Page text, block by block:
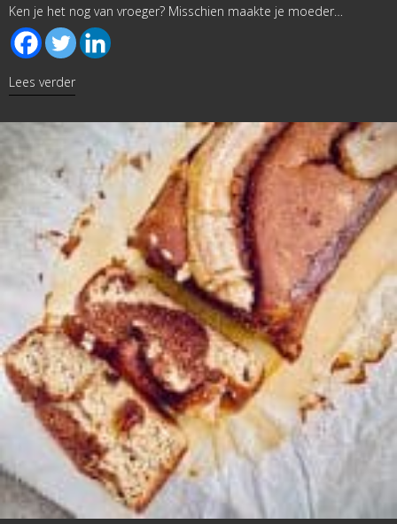
Ken je het nog van vroeger? Misschien maakte je moeder…
Lees verderabout Broodpudding